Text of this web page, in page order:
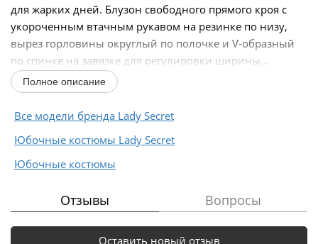
для жарких дней. Блузон свободного прямого кроя с
укороченным втачным рукавом на резинке по низу,
вырез горловины округлый по полочке и V-образный
по спинке на завязке для регулировки ширины...
Полное описание
Все модели бренда Lady Secret
Юбочные костюмы Lady Secret
Юбочные костюмы
Отзывы Вопросы
Оставить новый отзыв